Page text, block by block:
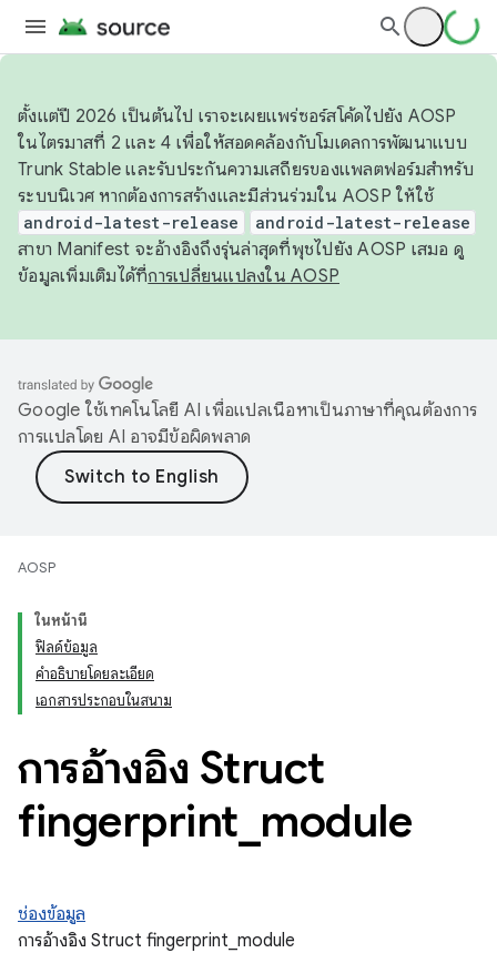
ตั้งแต่ปี 2026 เป็นต้นไป เราจะเผยแพร่ซอร์สโค้ดไปยัง AOSP
ในไตรมาสที่ 2 และ 4 เพื่อให้สอดคล้องกับโมเดลการพัฒนาแบบ
Trunk Stable และรับประกันความเสถียรของแพลตฟอร์มสำหรับ
ระบบนิเวศ หากต้องการสร้างและมีส่วนร่วมใน AOSP ให้ใช้
android-latest-release android-latest-release
สาขา Manifest จะอ้างอิงถึงรุ่นล่าสุดที่พุชไปยัง AOSP เสมอ ดู
ข้อมูลเพิ่มเติมได้ที่การเปลี่ยนแปลงใน AOSP
Google ใช้เทคโนโลยี AI เพื่อแปลเนื้อหาเป็นภาษาที่คุณต้องการ
การแปลโดย AI อาจมีข้อผิดพลาด
AOSP
ในหน้านี้
ฟิลด์ข้อมูล
คำอธิบายโดยละเอียด
เอกสารประกอบในสนาม
การอ้างอิง Struct
fingerprint module
ช่องข้อมูล
การอ้างอิง Struct fingerprint_module